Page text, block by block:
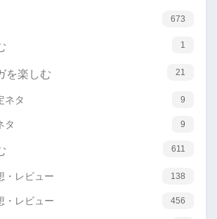
673
1
を楽しむ 21
ネタ 9
タ 9
611
・レビュー 138
・レビュー 456